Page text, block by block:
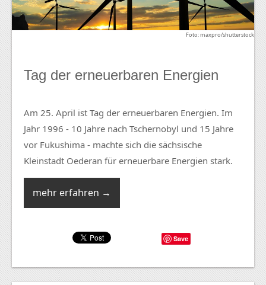
Foto: maxpro/shutterstock
Tag der erneuerbaren Energien
Am 25. April ist Tag der erneuerbaren Energien. Im
Jahr 1996 - 10 Jahre nach Tschernobyl und 15 Jahre
vor Fukushima - machte sich die sächsische
Kleinstadt Oederan für erneuerbare Energien stark.
mehr erfahren →
Save